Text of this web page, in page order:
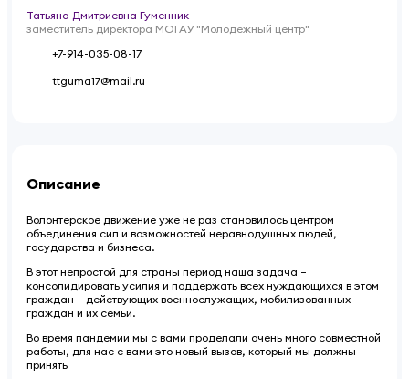
Татьяна Дмитриевна Гуменник
заместитель директора МОГАУ "Молодежный центр"
+7-914-035-08-17
ttguma17@mail.ru
Описание
Волонтерское движение уже не раз становилось центром
объединения сил и возможностей неравнодушных людей,
государства и бизнеса.
В этот непростой для страны период наша задача –
консолидировать усилия и поддержать всех нуждающихся в этом
граждан – действующих военнослужащих, мобилизованных
граждан и их семьи.
Во время пандемии мы с вами проделали очень много совместной
работы, для нас с вами это новый вызов, который мы должны
принять